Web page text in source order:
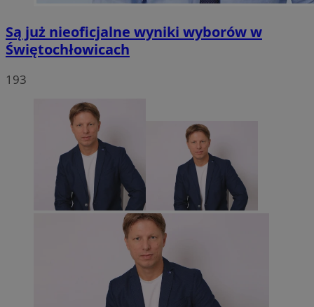
Są już nieoficjalne wyniki wyborów w
Świętochłowicach
193